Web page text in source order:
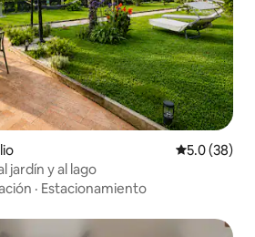
Calificación
5.0 (38)
jardín y al lago
· Estacionamiento